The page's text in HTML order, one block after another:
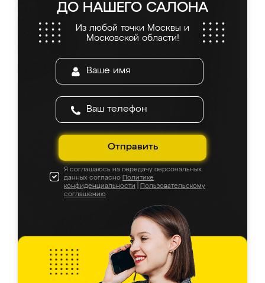
ДО НАШЕГО САЛОНА
Из любой точки Москвы и
Московской области!
Отправить
Я соглашаюсь на передачу персональных
данных согласно Политике
конфиденциальности
Пользовательскому
соглашению